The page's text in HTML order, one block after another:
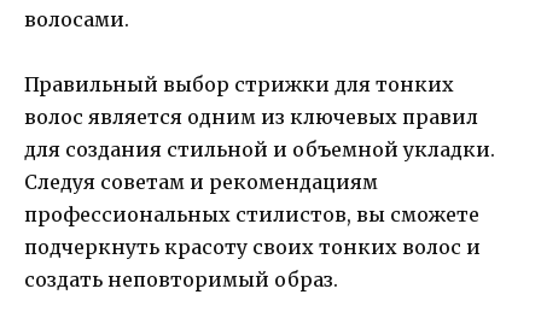
волосами.
Правильный выбор стрижки для тонких
волос является одним из ключевых правил
для создания стильной и объемной укладки.
Следуя советам и рекомендациям
профессиональных стилистов, вы сможете
подчеркнуть красоту своих тонких волос и
создать неповторимый образ.